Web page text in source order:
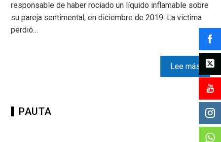
responsable de haber rociado un líquido inflamable sobre
su pareja sentimental, en diciembre de 2019. La víctima
perdió…
Lee más
PAUTA